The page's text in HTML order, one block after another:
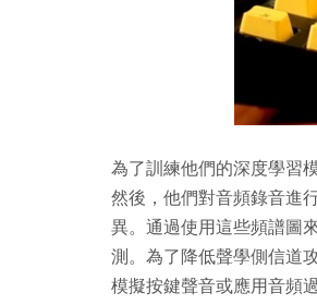
為了訓練他們的深度學習
然後，他們對音頻錄音進
異。通過使用這些頻譜圖
測。為了降低聲學側信道
模擬按鍵聲音或應用音頻